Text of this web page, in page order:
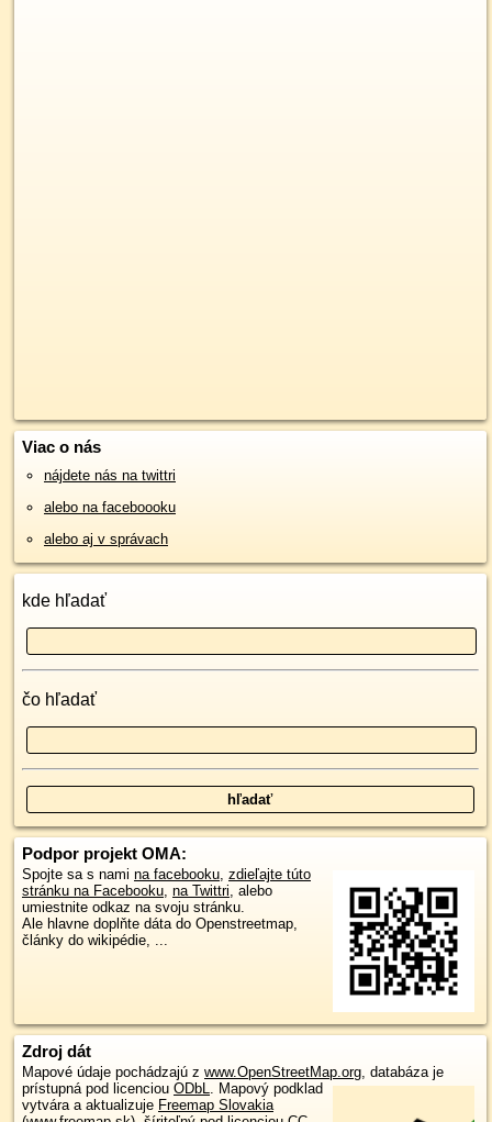
Viac o nás
nájdete nás na twittri
alebo na faceboooku
alebo aj v správach
kde hľadať
čo hľadať
Podpor projekt OMA:
Spojte sa s nami na facebooku, zdieľajte túto
stránku na Facebooku, na Twittri, alebo
umiestnite odkaz na svoju stránku.
Ale hlavne doplňte dáta do Openstreetmap,
články do wikipédie, ...
Zdroj dát
Mapové údaje pochádzajú z www.OpenStreetMap.org, databáza je
prístupná pod licenciou ODbL. Mapový podklad
vytvára a aktualizuje Freemap Slovakia